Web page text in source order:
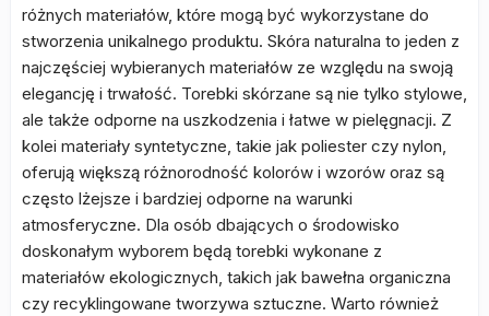
różnych materiałów, które mogą być wykorzystane do
stworzenia unikalnego produktu. Skóra naturalna to jeden z
najczęściej wybieranych materiałów ze względu na swoją
elegancję i trwałość. Torebki skórzane są nie tylko stylowe,
ale także odporne na uszkodzenia i łatwe w pielęgnacji. Z
kolei materiały syntetyczne, takie jak poliester czy nylon,
oferują większą różnorodność kolorów i wzorów oraz są
często lżejsze i bardziej odporne na warunki
atmosferyczne. Dla osób dbających o środowisko
doskonałym wyborem będą torebki wykonane z
materiałów ekologicznych, takich jak bawełna organiczna
czy recyklingowane tworzywa sztuczne. Warto również